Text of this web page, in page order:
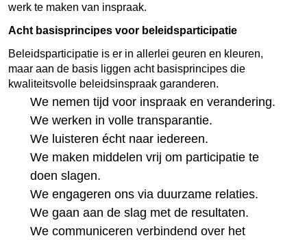
werk te maken van inspraak.
Acht basisprincipes voor beleidsparticipatie
Beleidsparticipatie is er in allerlei geuren en kleuren,
maar aan de basis liggen acht basisprincipes die
kwaliteitsvolle beleidsinspraak garanderen.
We nemen tijd voor inspraak en verandering.
We werken in volle transparantie.
We luisteren écht naar iedereen.
We maken middelen vrij om participatie te
doen slagen.
We engageren ons via duurzame relaties.
We gaan aan de slag met de resultaten.
We communiceren verbindend over het